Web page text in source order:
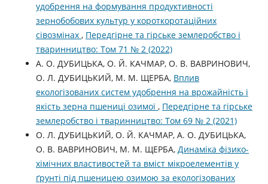
удобрення на формування продуктивності
зернобобових культур у короткоротаційних
сівозмінах , Передгірне та гірське землеробство і
тваринництво: Том 71 № 2 (2022)
А. О. ДУБИЦЬКА, О. Й. КАЧМАР, О. В. ВАВРИНОВИЧ,
О. Л. ДУБИЦЬКИЙ, М. М. ЩЕРБА, Вплив
екологізованих систем удобрення на врожайність і
якість зерна пшениці озимої , Передгірне та гірське
землеробство і тваринництво: Том 69 № 2 (2021)
О. Л. ДУБИЦЬКИЙ, О. Й. КАЧМАР, А. О. ДУБИЦЬКА,
О. В. ВАВРИНОВИЧ, М. М. ЩЕРБА, Динаміка фізико-
хімічних властивостей та вміст мікроелементів у
ґрунті під пшеницею озимою за екологізованих